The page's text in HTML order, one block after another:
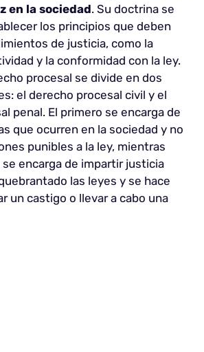
en la sociedad. Su doctrina se
los principios que deben
de justicia, como la
y la conformidad con la ley.
procesal se divide en dos
el derecho procesal civil y el
penal. El primero se encarga de
que ocurren en la sociedad y no
punibles a la ley, mientras
encarga de impartir justicia
las leyes y se hace
un castigo o llevar a cabo una